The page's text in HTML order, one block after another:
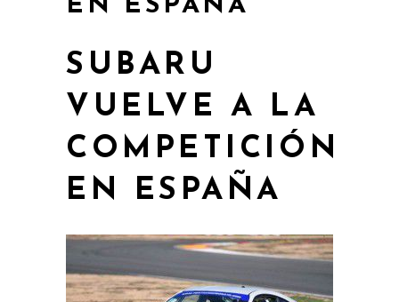
EN ESPAÑA
SUBARU
VUELVE A LA
COMPETICIÓN
EN ESPAÑA